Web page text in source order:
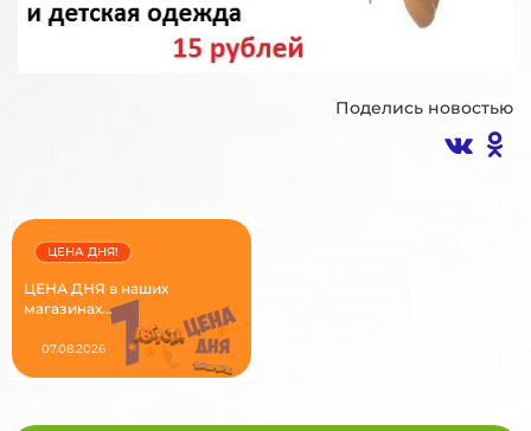
Поделись новостью
ЦЕНА ДНЯ в наших
магазинах...
ЦЕНА ДНЯ!
07.08.2026